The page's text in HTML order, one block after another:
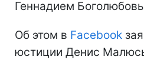
Геннадием
Об этом в Facebook
юстиции Денис